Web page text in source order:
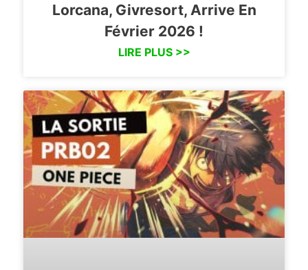
Lorcana, Givresort, Arrive En
Février 2026 !
LIRE PLUS >>